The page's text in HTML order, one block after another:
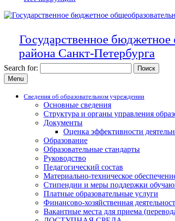
Государственное
района Санкт-Петербурга
Search for:
Menu
Сведения об образовательном учреждении
Основные сведения
Структура и органы управления
Документы
Оценка эффективности
Образование
Образовательные стандарты
Руководство
Педагогический состав
Материально-техническое
Стипендии и меры поддержки
Платные образовательные услуги
Финансово-хозяйственная
Вакантные места для приема